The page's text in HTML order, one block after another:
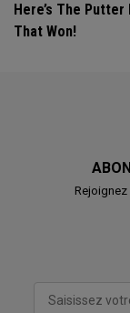
Here’s The Putter
That Won!